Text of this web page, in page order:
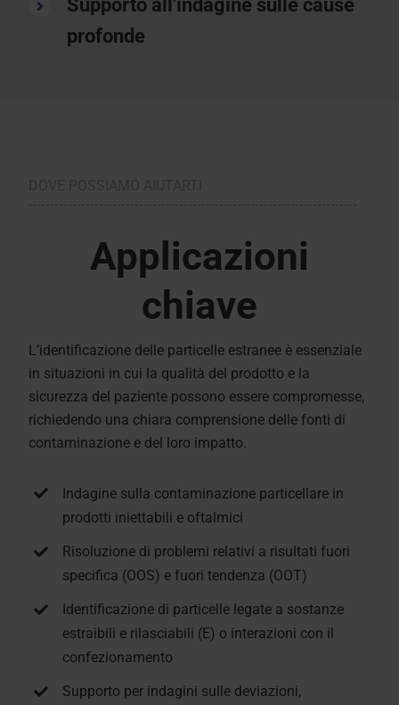
Supporto all'indagine sulle cause
profonde
Applicazioni
chiave
L’identificazione delle particelle estranee è essenziale
in situazioni in cui la qualità del prodotto e la
sicurezza del paziente possono essere compromesse,
richiedendo una chiara comprensione delle fonti di
contaminazione e del loro impatto.
Indagine sulla contaminazione particellare in
prodotti iniettabili e oftalmici
Risoluzione di problemi relativi a risultati fuori
specifica (OOS) e fuori tendenza (OOT)
Identificazione di particelle legate a sostanze
estraibili e rilasciabili (E) o interazioni con il
confezionamento
Supporto per indagini sulle deviazioni,